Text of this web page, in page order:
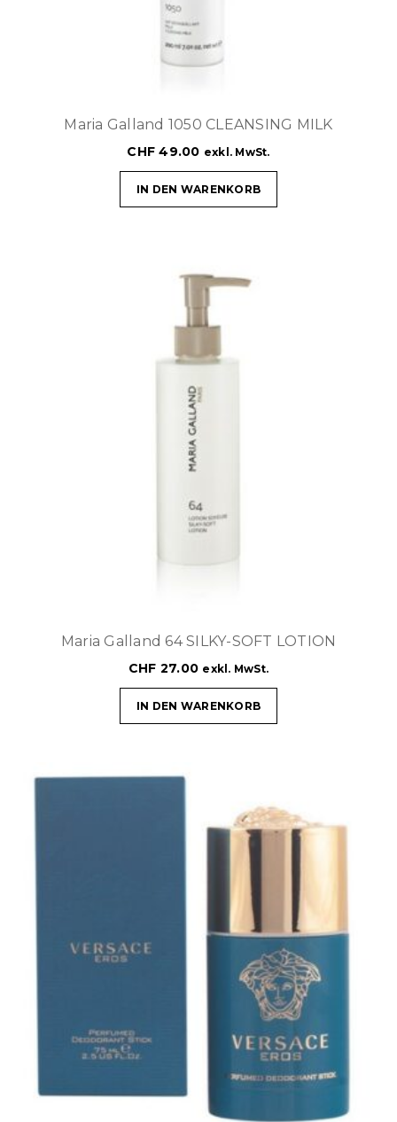
Maria Galland 1050 CLEANSING MILK
CHF 49.00 exkl. MwSt.
IN DEN WARENKORB
Maria Galland 64 SILKY-SOFT LOTION
CHF 27.00 exkl. MwSt.
IN DEN WARENKORB